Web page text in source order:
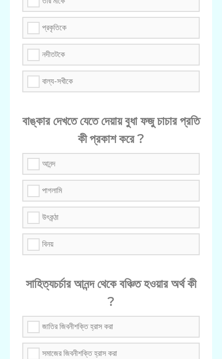
প্রকৃতিকে
নদীতটকে
বাল্য-সখীকে
বাঙ্কার দেখতে যেতে দেয়ায় বুধা ফজু চাচার প্রতি
কী প্রকাশ করে ?
আনন্দ
পাগলামি
উৎকন্ঠা
বিনয়
সাহিত্যচর্চার আনন্দ থেকে বঞ্চিত হওয়ার অর্থ কী
?
জাতির জিবনীশক্তি হ্রাস করা
সমাজের জিবনীশক্তি হ্রাস করা